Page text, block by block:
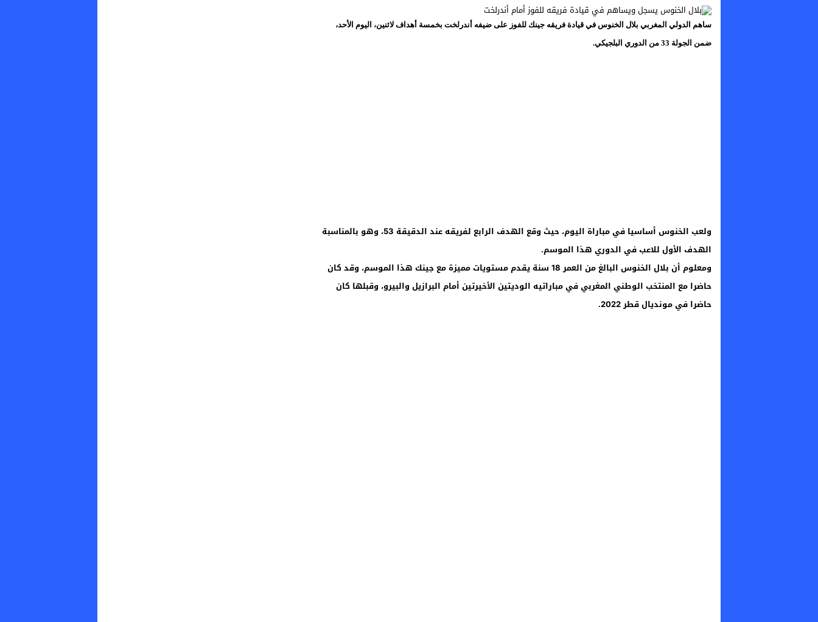
ساهم الدولي المغربي بلال الخنوس في قيادة فريقه جينك للفوز على ضيفه أندرلخت بخمسة أهداف لاثنين، اليوم الأحد،
ضمن الجولة 33 من الدوري البلجيكي.
ولعب الخنوس أساسيا في مباراة اليوم، حيث وقع الهدف الرابع لفريقه عند الدقيقة 53، وهو بالمناسبة
الهدف الأول للاعب في الدوري هذا الموسم.
ومعلوم أن بلال الخنوس البالغ من العمر 18 سنة يقدم مستويات مميزة مع جينك هذا الموسم، وقد كان
حاضرا مع المنتخب الوطني المغربي في مباراتيه الوديتين الأخيرتين أمام البرازيل والبيرو، وقبلها كان
حاضرا في مونديال قطر 2022.